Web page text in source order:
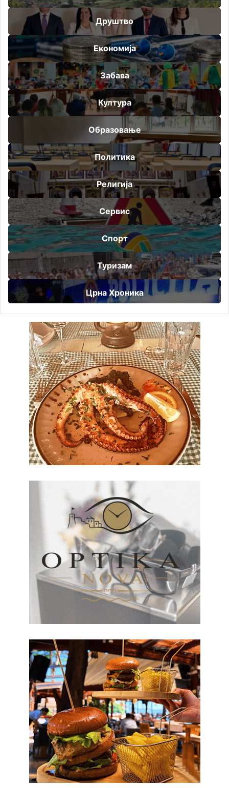
Друштво
Економија
Забава
Култура
Образовање
Политика
Религија
Сервис
Спорт
Туризам
Црна Хроника